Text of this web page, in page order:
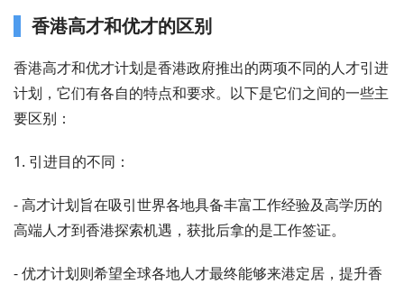
香港高才和优才的区别
香港高才和优才计划是香港政府推出的两项不同的人才引进
计划，它们有各自的特点和要求。以下是它们之间的一些主
要区别：
1. 引进目的不同：
- 高才计划旨在吸引世界各地具备丰富工作经验及高学历的
高端人才到香港探索机遇，获批后拿的是工作签证。
- 优才计划则希望全球各地人才最终能够来港定居，提升香